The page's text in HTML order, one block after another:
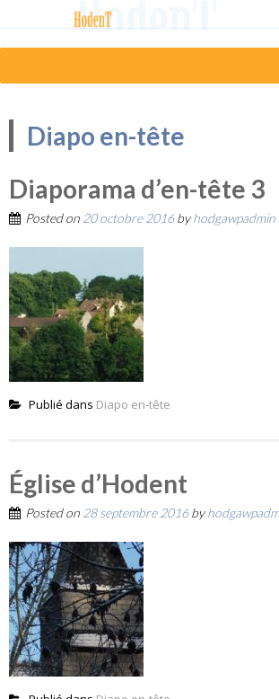
Diapo en-tête
Diaporama d’en-tête 3
Posted on 20 octobre 2016byhodgawpadmin
Publié dans Diapo en-tête
Église d’Hodent
Posted on 28 septembre 2016by